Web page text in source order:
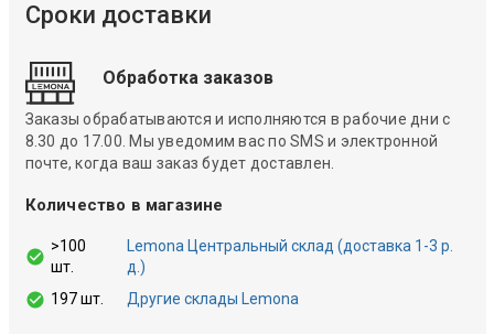
Сроки доставки
Обработка заказов
Заказы обрабатываются и исполняются в рабочие дни с
8.30 до 17.00. Мы уведомим вас по SMS и электронной
почте, когда ваш заказ будет доставлен.
Количество в магазине
>100
шт.
Lemona Центральный склад (доставка 1-3 р.
д.)
197 шт.
Другие склады Lemona